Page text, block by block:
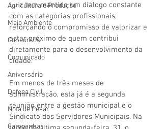
Agricultura e Produção
Meio Ambiente
Concursos
Comunicado
Aniversário
Defesa Civil
Nota de Pesar
Campanhas
Luiz tem mantido um diálogo constante
com as categorias profissionais,
reforçando o compromisso de valorizar e
estar próximo de quem contribui
diretamente para o desenvolvimento da
cidade.
Em menos de três meses de
administração, esta já é a segunda
reunião entre a gestão municipal e o
Sindicato dos Servidores Municipais. Na